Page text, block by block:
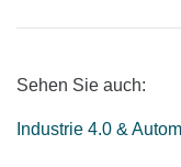
Sehen Sie auch:
Industrie 4.0 &